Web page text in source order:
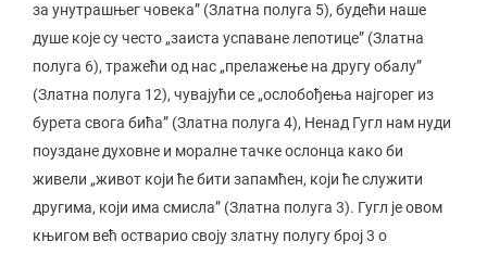
за унутрашњег човека” (Златна полуга 5), будећи наше
душе које су често „заиста успаване лепотице” (Златна
полуга 6), тражећи од нас „прелажење на другу обалу”
(Златна полуга 12), чувајући се „ослобођења најгорег из
бурета свога бића” (Златна полуга 4), Ненад Гугл нам нуди
поуздане духовне и моралне тачке ослонца како би
живели „живот који ће бити запамћен, који ће служити
другима, који има смисла” (Златна полуга 3). Гугл је овом
књигом већ остварио своју златну полугу број 3 о